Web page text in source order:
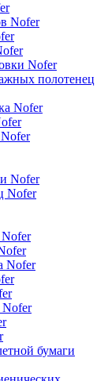
Nofer
Nofer
полотенец
Nofer
Nofer
Nofer
Nofer
бумаги